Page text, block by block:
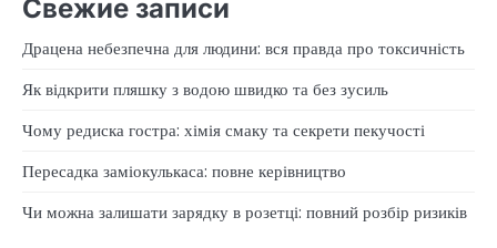
Свежие записи
Драцена небезпечна для людини: вся правда про токсичність
Як відкрити пляшку з водою швидко та без зусиль
Чому редиска гостра: хімія смаку та секрети пекучості
Пересадка заміокулькаса: повне керівництво
Чи можна залишати зарядку в розетці: повний розбір ризиків